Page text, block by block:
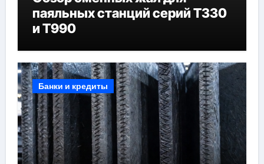
паяльных станций серий T330
и T990
Банки и кредиты